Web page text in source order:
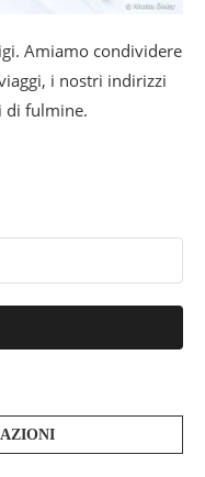
Amiamo condividere
i nostri indirizzi
di fulmine.